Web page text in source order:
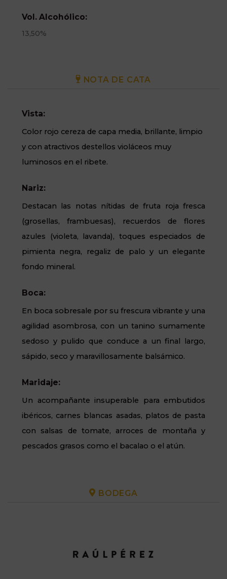
Vol. Alcohólico:
13,50%
NOTA DE CATA
Vista:
Color rojo cereza de capa media, brillante, limpio
y con atractivos destellos violáceos muy
luminosos en el ribete.
Nariz:
Destacan las notas nítidas de fruta roja fresca
(grosellas, frambuesas), recuerdos de flores
azules (violeta, lavanda), toques especiados de
pimienta negra, regaliz de palo y un elegante
fondo mineral.
Boca:
En boca sobresale por su frescura vibrante y una
agilidad asombrosa, con un tanino sumamente
sedoso y pulido que conduce a un final largo,
sápido, seco y maravillosamente balsámico.
Maridaje:
Un acompañante insuperable para embutidos
ibéricos, carnes blancas asadas, platos de pasta
con salsas de tomate, arroces de montaña y
pescados grasos como el bacalao o el atún.
BODEGA